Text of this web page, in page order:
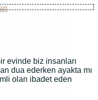
evinde biz insanları
dua ederken ayakta mı
olan ibadet eden